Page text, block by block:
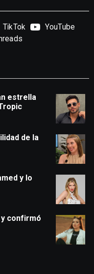
TikTok
YouTube
estrella
de la
y lo
confirmó